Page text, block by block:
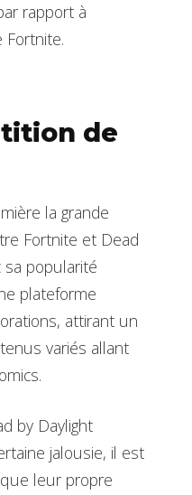
rapport à
Fortnite.
de
la grande
Fortnite et Dead
sa popularité
plateforme
attirant un
variés allant
by Daylight
jalousie, il est
leur propre